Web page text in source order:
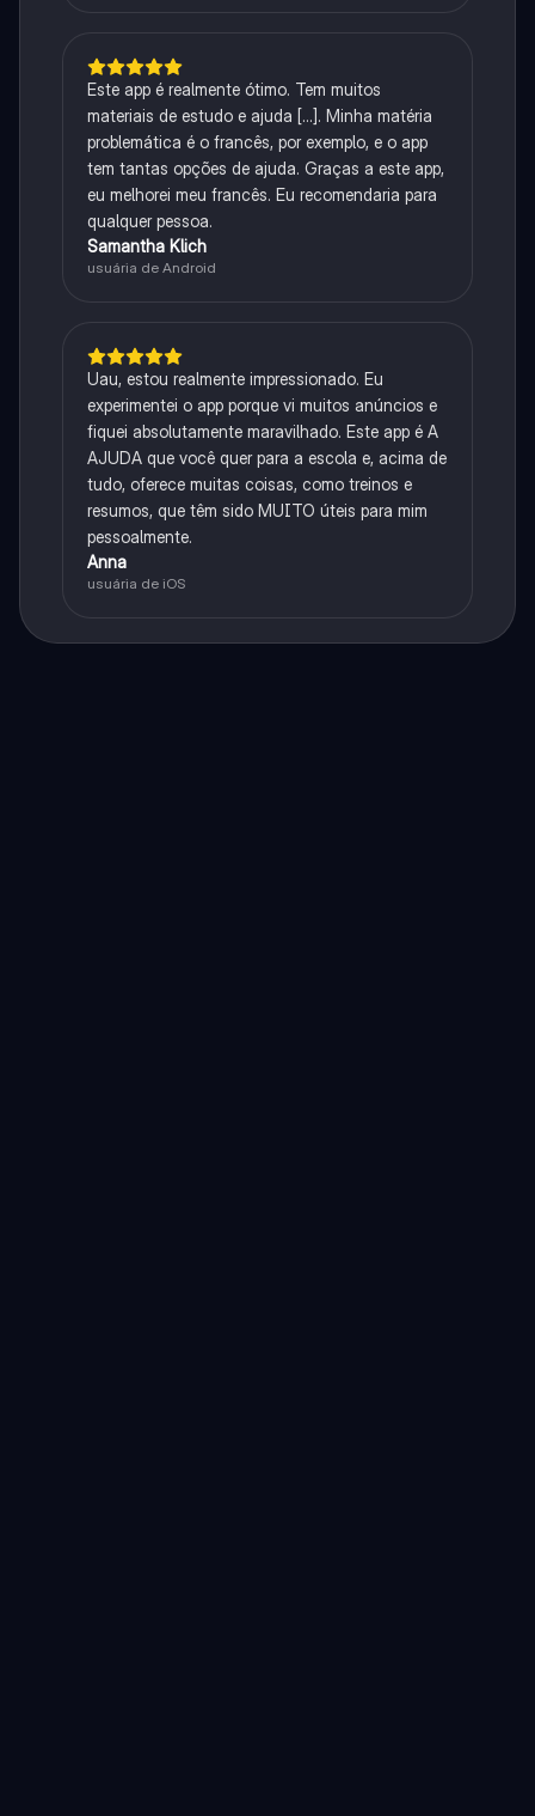
Este app é realmente ótimo. Tem muitos
materiais de estudo e ajuda [...]. Minha matéria
problemática é o francês, por exemplo, e o app
tem tantas opções de ajuda. Graças a este app,
eu melhorei meu francês. Eu recomendaria para
qualquer pessoa.
Samantha Klich
usuária de Android
Uau, estou realmente impressionado. Eu
experimentei o app porque vi muitos anúncios e
fiquei absolutamente maravilhado. Este app é A
AJUDA que você quer para a escola e, acima de
tudo, oferece muitas coisas, como treinos e
resumos, que têm sido MUITO úteis para mim
pessoalmente.
Anna
usuária de iOS